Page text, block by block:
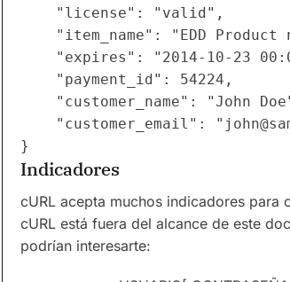
	"customer_email": "
Indicadores
cURL acepta muchos indicadores
cURL está fuera del alcance de este
podrían interesarte: